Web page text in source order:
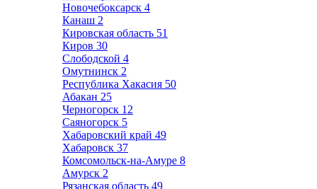
Новочебоксарск 4
Канаш 2
Кировская область 51
Киров 30
Слободской 4
Омутнинск 2
Республика Хакасия 50
Абакан 25
Черногорск 12
Саяногорск 5
Хабаровский край 49
Хабаровск 37
Комсомольск-на-Амуре 8
Амурск 2
Рязанская область 49